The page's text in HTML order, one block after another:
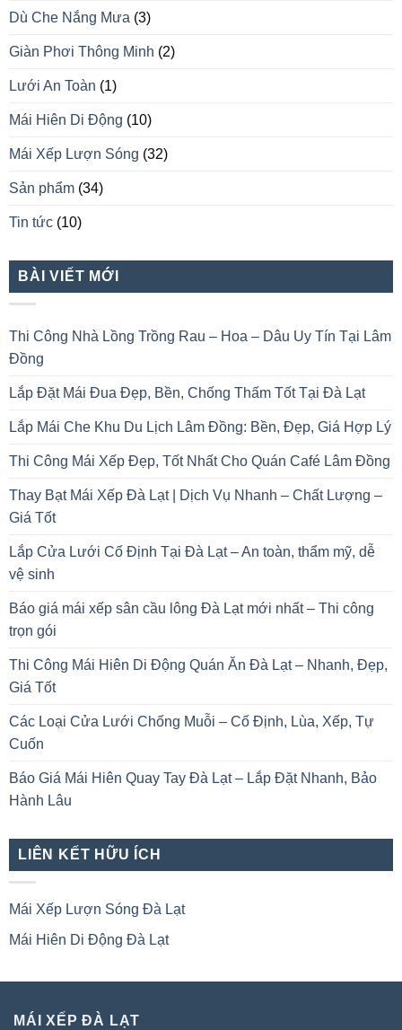
Dù Che Nắng Mưa (3)
Giàn Phơi Thông Minh (2)
Lưới An Toàn (1)
Mái Hiên Di Động (10)
Mái Xếp Lượn Sóng (32)
Sản phẩm (34)
Tin tức (10)
BÀI VIẾT MỚI
Thi Công Nhà Lồng Trồng Rau – Hoa – Dâu Uy Tín Tại Lâm
Đồng
Lắp Đặt Mái Đua Đẹp, Bền, Chống Thấm Tốt Tại Đà Lạt
Lắp Mái Che Khu Du Lịch Lâm Đồng: Bền, Đẹp, Giá Hợp Lý
Thi Công Mái Xếp Đẹp, Tốt Nhất Cho Quán Café Lâm Đồng
Thay Bạt Mái Xếp Đà Lạt | Dịch Vụ Nhanh – Chất Lượng –
Giá Tốt
Lắp Cửa Lưới Cố Định Tại Đà Lạt – An toàn, thẩm mỹ, dễ
vệ sinh
Báo giá mái xếp sân cầu lông Đà Lạt mới nhất – Thi công
trọn gói
Thi Công Mái Hiên Di Động Quán Ăn Đà Lạt – Nhanh, Đẹp,
Giá Tốt
Các Loại Cửa Lưới Chống Muỗi – Cố Định, Lùa, Xếp, Tự
Cuốn
Báo Giá Mái Hiên Quay Tay Đà Lạt – Lắp Đặt Nhanh, Bảo
Hành Lâu
LIÊN KẾT HỮU ÍCH
Mái Xếp Lượn Sóng Đà Lạt
Mái Hiên Di Động Đà Lạt
MÁI XẾP ĐÀ LẠT